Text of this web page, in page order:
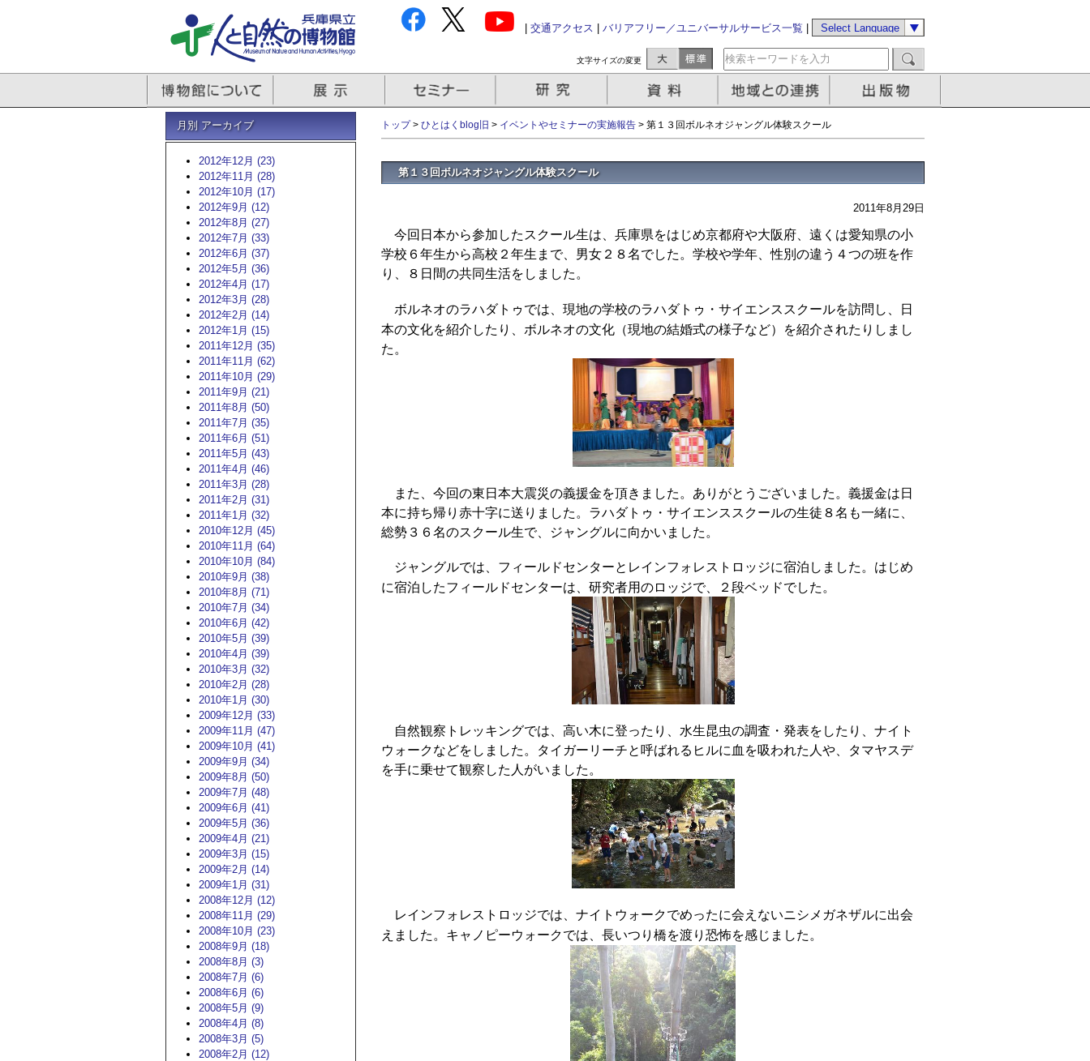
交通アクセス バリアフリー／ユニバーサルサービス一覧
文字サイズの変更
月別 アーカイブ
2012年12月 (23)
2012年11月 (28)
2012年10月 (17)
2012年9月 (12)
2012年8月 (27)
2012年7月 (33)
2012年6月 (37)
2012年5月 (36)
2012年4月 (17)
2012年3月 (28)
2012年2月 (14)
2012年1月 (15)
2011年12月 (35)
2011年11月 (62)
2011年10月 (29)
2011年9月 (21)
2011年8月 (50)
2011年7月 (35)
2011年6月 (51)
2011年5月 (43)
2011年4月 (46)
2011年3月 (28)
2011年2月 (31)
2011年1月 (32)
2010年12月 (45)
2010年11月 (64)
2010年10月 (84)
2010年9月 (38)
2010年8月 (71)
2010年7月 (34)
2010年6月 (42)
2010年5月 (39)
2010年4月 (39)
2010年3月 (32)
2010年2月 (28)
2010年1月 (30)
2009年12月 (33)
2009年11月 (47)
2009年10月 (41)
2009年9月 (34)
2009年8月 (50)
2009年7月 (48)
2009年6月 (41)
2009年5月 (36)
2009年4月 (21)
2009年3月 (15)
2009年2月 (14)
2009年1月 (31)
2008年12月 (12)
2008年11月 (29)
2008年10月 (23)
2008年9月 (18)
2008年8月 (3)
2008年7月 (6)
2008年6月 (6)
2008年5月 (9)
2008年4月 (8)
2008年3月 (5)
2008年2月 (12)
トップ> ひとはくblog旧 > イベントやセミナーの実施報告 > 第１３回ボルネオジャングル体験スクール
第１３回ボルネオジャングル体験スクール
2011年8月29日
今回日本から参加したスクール生は、兵庫県をはじめ京都府や大阪府、遠くは愛知県の小
学校６年生から高校２年生まで、男女２８名でした。学校や学年、性別の違う４つの班を作
り、８日間の共同生活をしました。
ボルネオのラハダトゥでは、現地の学校のラハダトゥ・サイエンススクールを訪問し、日
本の文化を紹介したり、ボルネオの文化（現地の結婚式の様子など）を紹介されたりしまし
た。
また、今回の東日本大震災の義援金を頂きました。ありがとうございました。義援金は日
本に持ち帰り赤十字に送りました。ラハダトゥ・サイエンススクールの生徒８名も一緒に、
総勢３６名のスクール生で、ジャングルに向かいました。
ジャングルでは、フィールドセンターとレインフォレストロッジに宿泊しました。はじめ
に宿泊したフィールドセンターは、研究者用のロッジで、２段ベッドでした。
自然観察トレッキングでは、高い木に登ったり、水生昆虫の調査・発表をしたり、ナイト
ウォークなどをしました。タイガーリーチと呼ばれるヒルに血を吸われた人や、タマヤスデ
を手に乗せて観察した人がいました。
レインフォレストロッジでは、ナイトウォークでめったに会えないニシメガネザルに出会
えました。キャノピーウォークでは、長いつり橋を渡り恐怖を感じました。